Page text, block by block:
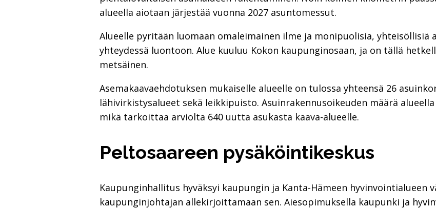
alueella aiotaan järjestää vuonna 2027 asuntomessut.
Alueelle pyritään luomaan omaleimainen ilme ja monipuolisia, yhteisöllisiä
yhteydessä luontoon. Alue kuuluu Kokon kaupunginosaan, ja on tällä
metsäinen.
Asemakaavaehdotuksen mukaiselle alueelle on tulossa yhteensä 26
lähivirkistysalueet sekä leikkipuisto. Asuinrakennusoikeuden määrä
mikä tarkoittaa arviolta 640 uutta asukasta kaava-alueelle.
Peltosaareen pysäköintikeskus
Kaupunginhallitus hyväksyi kaupungin ja Kanta-Hämeen hyvinvointialueen
kaupunginjohtajan allekirjoittamaan sen. Aiesopimuksella kaupunki ja